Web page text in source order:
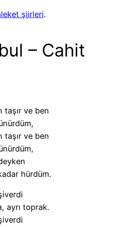
şiirleri.
– Cahit
taşır ve ben
taşır ve ben
hürdüm.
ayrı toprak.